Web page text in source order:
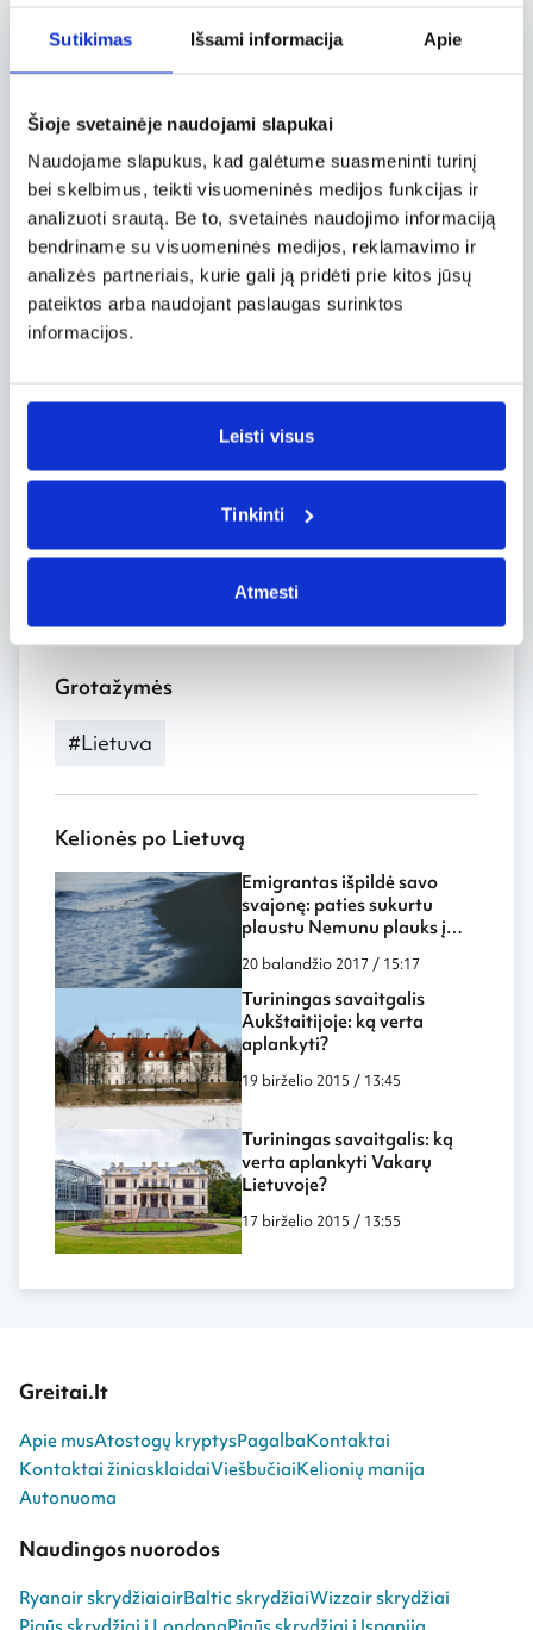
Sutikimas Išsami informacija Apie
Šioje svetainėje naudojami slapukai
Naudojame slapukus, kad galėtume suasmeninti turinį
bei skelbimus, teikti visuomeninės medijos funkcijas ir
analizuoti srautą. Be to, svetainės naudojimo informaciją
bendriname su visuomeninės medijos, reklamavimo ir
analizės partneriais, kurie gali ją pridėti prie kitos jūsų
pateiktos arba naudojant paslaugas surinktos
informacijos.
Leisti visus
Tinkinti
Atmesti
skirtas pasiklysti, o energetinis – atrasti. Anglų
labirintai vadinami „labyrinth“, o klaidūs
labirintai – „maze“.
Energetika, slypinti geometrijoje
Šventą erdvę, tinkančią meditacijai ir
apmąstymams sukuria ne kas kita, kaip
geometrinė forma. Pažvelgus į Likšų kaime
sukurtus labirintus išryškėja taisyklingos
geometrinės figūros, sukurtos iš gamtoje
skoningai susodintų aplink numintos žolės
takelius, net kankorėžių.
Ilgiausias Jurgos ir Antano sodyboje sukurtas
perėję visus penkis šiuo metu įrengtus labirintus
nukulniuotumėte ir puspenkto kilometro.
Grotažymės
#Lietuva
Kelionės po Lietuvą
Emigrantas išpildė savo
svajonę: paties sukurtu
plaustu Nemunu plauks į
20 balandžio 2017 / 15:17
Turiningas savaitgalis
Aukštaitijoje: ką verta
aplankyti?
19 birželio 2015 / 13:45
Turiningas savaitgalis: ką
verta aplankyti Vakarų
Lietuvoje?
17 birželio 2015 / 13:55
Greitai.lt
Apie musAtostogų kryptysPagalbaKontaktai
Kontaktai žiniasklaidaiViešbučiaiKelionių manija
Autonuoma
Naudingos nuorodos
Ryanair skrydžiaiairBaltic skrydžiaiWizzair skrydžiai